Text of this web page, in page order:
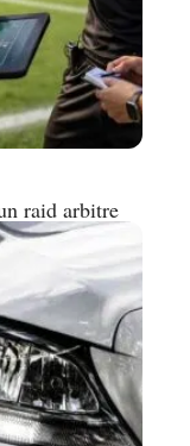
raid arbitre